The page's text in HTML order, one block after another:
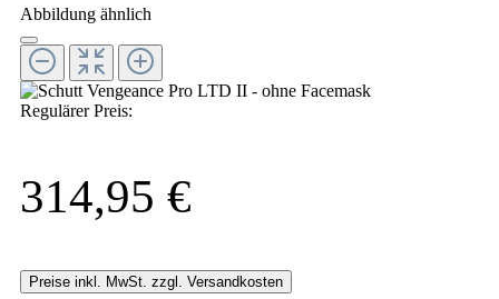
Abbildung ähnlich
Regulärer Preis:
314,95 €
Preise inkl. MwSt. zzgl. Versandkosten